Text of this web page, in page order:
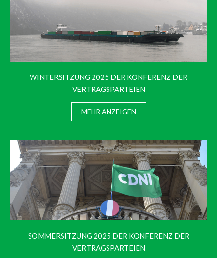
WINTERSITZUNG 2025 DER KONFERENZ DER
VERTRAGSPARTEIEN
MEHR ANZEIGEN
SOMMERSITZUNG 2025 DER KONFERENZ DER
VERTRAGSPARTEIEN